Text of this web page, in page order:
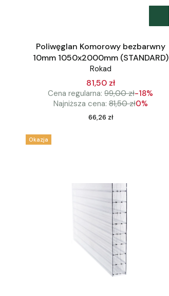
Poliwęglan Komorowy bezbarwny
10mm 1050x2000mm (STANDARD)
Rokad
81,50 zł
Cena regularna: 99,00 zł-18%
Najniższa cena: 81,50 zł0%
Cena
66,26 zł
Okazja